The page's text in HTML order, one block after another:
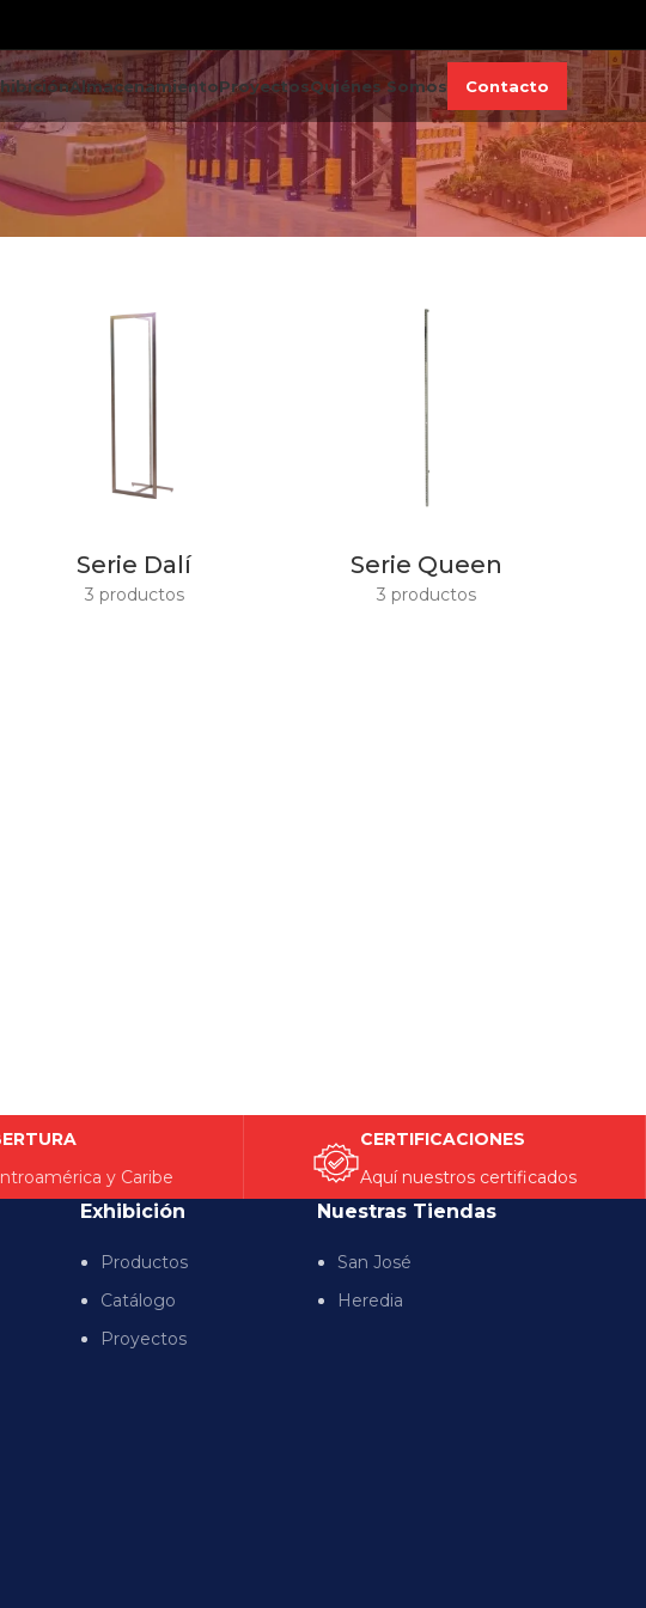
AlmacenamientoProyectosQuiénes Somos Contacto
Serie Dalí
3 productos
Serie Queen
3 productos
y Caribe
CERTIFICACIONES
Aquí nuestros certificados
Exhibición
Productos
Catálogo
Proyectos
Nuestras Tiendas
San José
Heredia